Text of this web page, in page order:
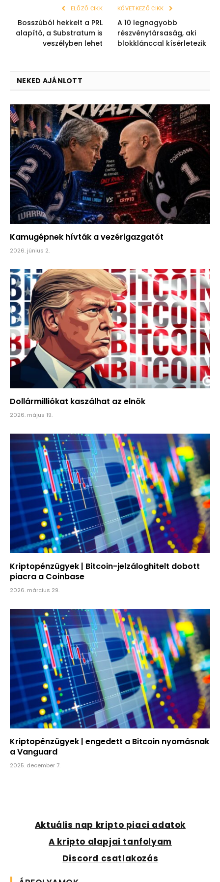
ELŐZŐ CIKK
Bosszúból hekkelt a PRL
alapító, a Substratum is
veszélyben lehet
KÖVETKEZŐ CIKK
A 10 legnagyobb
részvénytársaság, aki
blokklánccal kísérletezik
NEKED AJÁNLOTT
Kamugépnek hívták a vezérigazgatót
2026. június 2.
Dollármilliókat kaszálhat az elnök
2026. május 19.
Kriptopénzügyek | Bitcoin-jelzáloghitelt dobott
piacra a Coinbase
2026. március 29.
Kriptopénzügyek | engedett a Bitcoin nyomásnak
a Vanguard
2025. december 7.
Aktuális nap kripto piaci adatok
A kripto alapjai tanfolyam
Discord csatlakozás